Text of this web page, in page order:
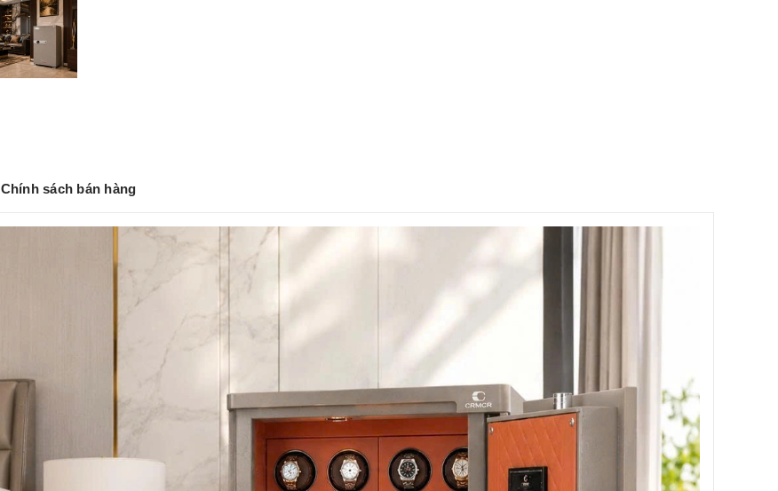
Chính sách bán hàng